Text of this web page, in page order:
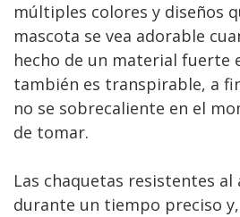
múltiples colores y diseños
mascota se vea adorable
hecho de un material fuerte
también es transpirable, a
no se sobrecaliente en el
de tomar.
Las chaquetas resistentes al
durante un tiempo preciso